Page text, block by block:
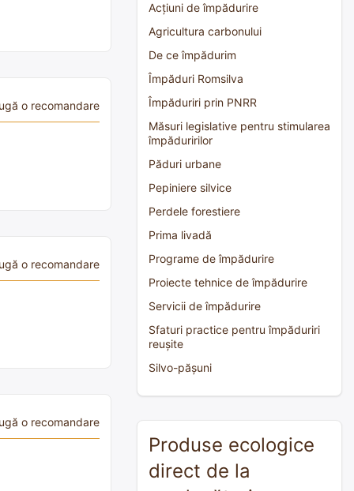
o recomandare
o recomandare
o recomandare
Acțiuni de împădurire
Agricultura carbonului
De ce împădurim
Împăduri Romsilva
Împăduriri prin PNRR
Măsuri legislative pentru stimularea
împăduririlor
Păduri urbane
Pepiniere silvice
Perdele forestiere
Prima livadă
Programe de împădurire
Proiecte tehnice de împădurire
Servicii de împădurire
Sfaturi practice pentru împăduriri
reușite
Silvo-pășuni
Produse ecologice
direct de la